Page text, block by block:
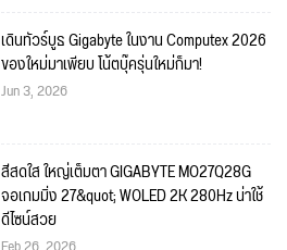
เดินทัวร์บูธ Gigabyte ในงาน Computex 2026
ของใหม่มาเพียบ โน้ตบุ๊ครุ่นใหม่ก็มา!
Jun 3, 2026
สีสดใส ใหญ่เต็มตา GIGABYTE MO27Q28G
จอเกมมิ่ง 27&quot; WOLED 2K 280Hz น่าใช้
ดีไซน์สวย